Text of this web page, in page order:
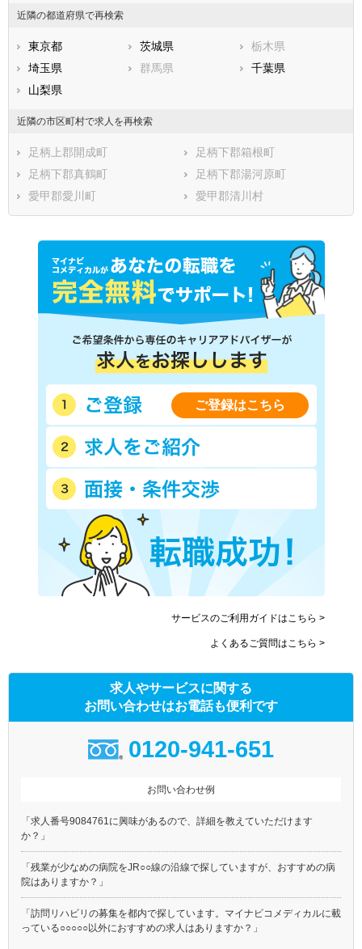
近隣の都道府県で再検索
東京都 茨城県
栃木県
埼玉県
群馬県
千葉県
山梨県
近隣の市区町村で求人を再検索
足柄上郡開成町
足柄下郡箱根町
足柄下郡真鶴町
足柄下郡湯河原町
愛甲郡愛川町
愛甲郡清川村
ご登録はこちら
サービスのご利用ガイドはこちら >
よくあるご質問はこちら >
求人やサービスに関する
お問い合わせはお電話も便利です
0120-941-651
お問い合わせ例
「求人番号9084761に興味があるので、詳細を教えていただけます
か？」
「残業が少なめの病院をJR○○線の沿線で探していますが、おすすめの病
院はありますか？」
「訪問リハビリの募集を都内で探しています。マイナビコメディカルに載
っている○○○○○以外におすすめの求人はありますか？」